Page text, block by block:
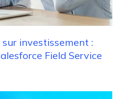
investissement :
Field Service